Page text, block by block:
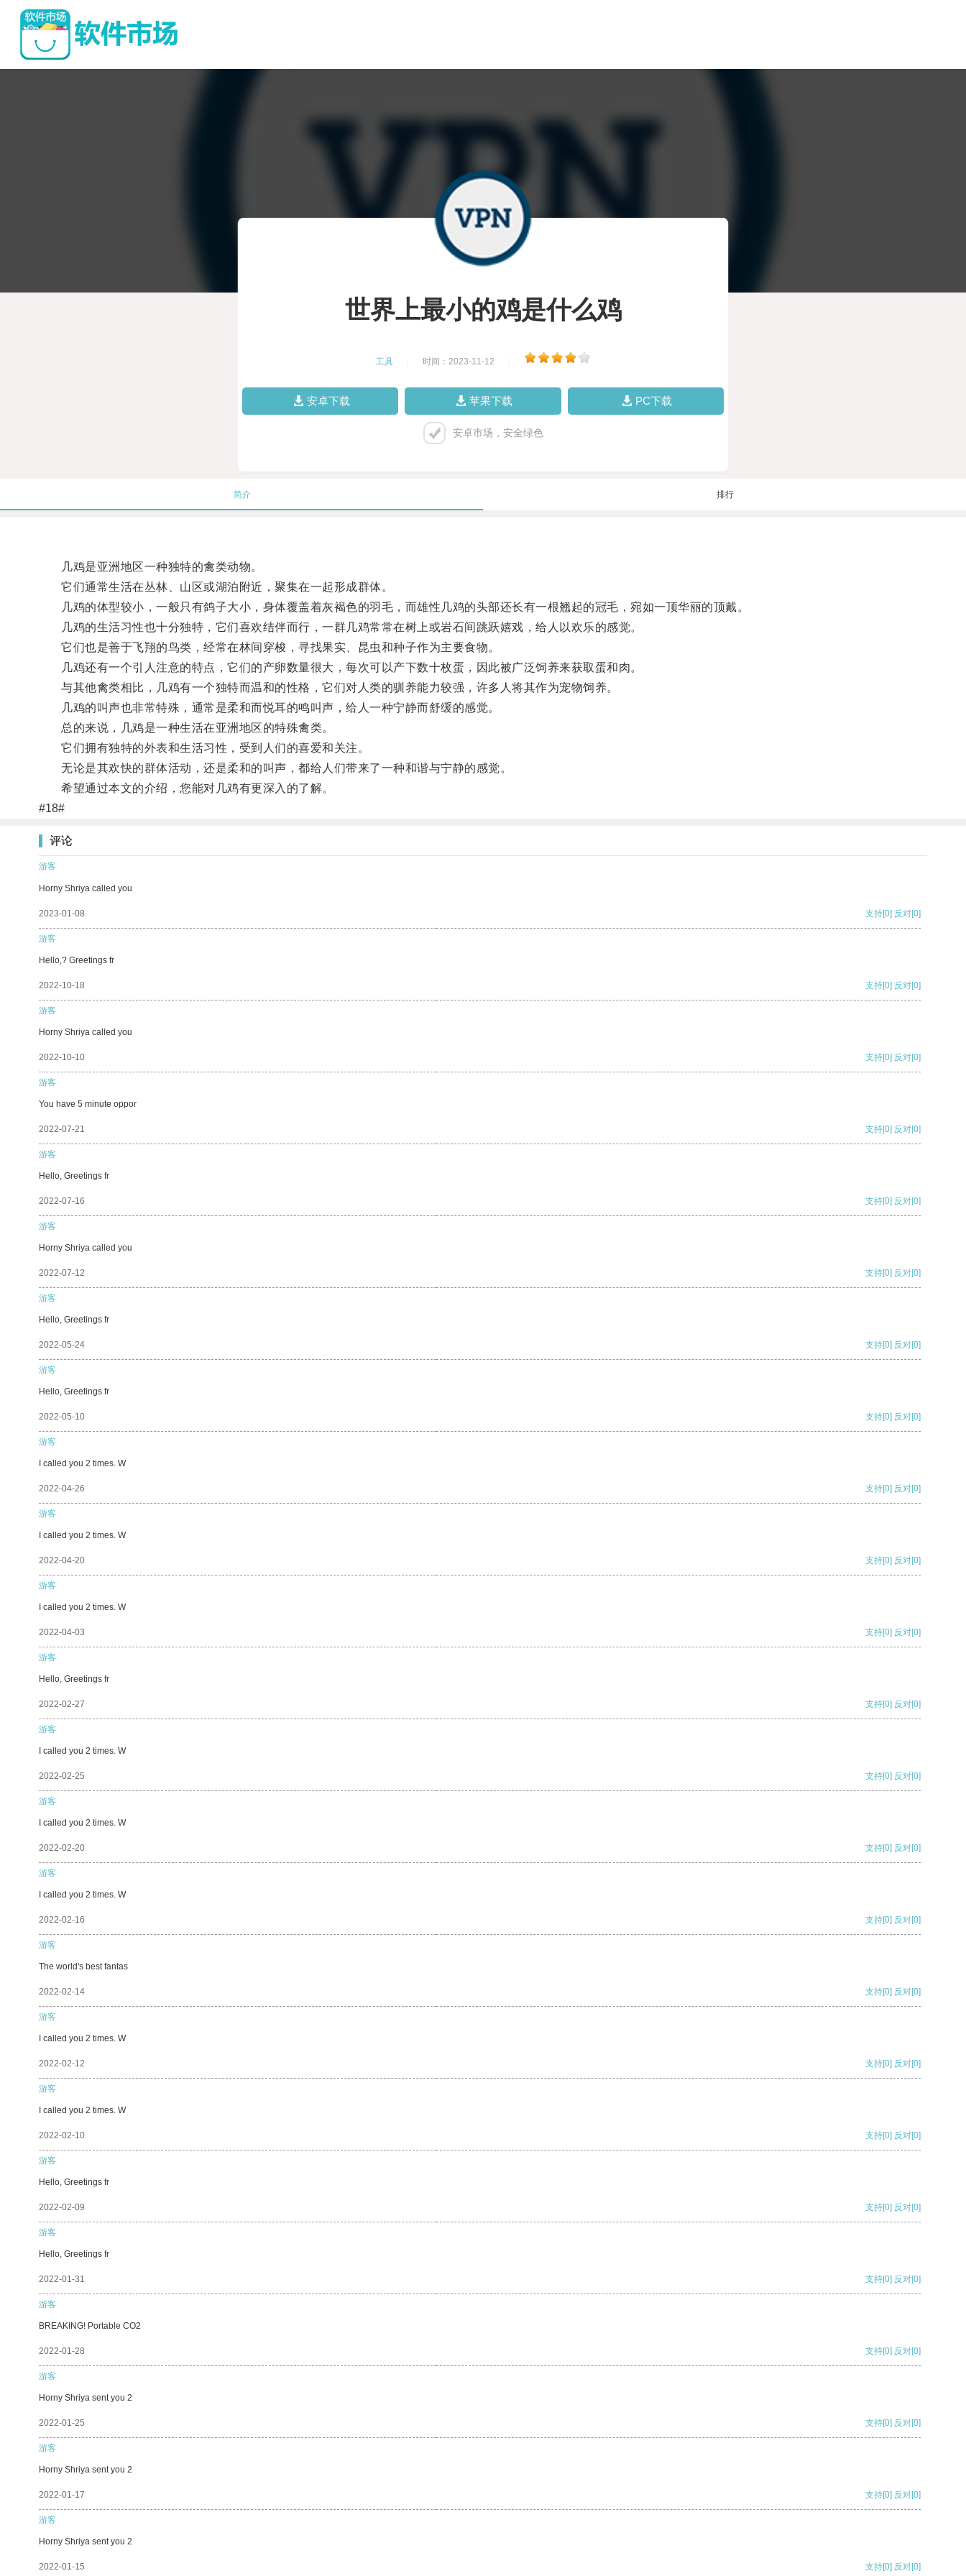
世界上最小的鸡是什么鸡
工具 时间：2023-11-12
安卓下载 苹果下载 PC下载
安卓市场，安全绿色
简介 排行
几鸡是亚洲地区一种独特的禽类动物。
它们通常生活在丛林、山区或湖泊附近，聚集在一起形成群体。
几鸡的体型较小，一般只有鸽子大小，身体覆盖着灰褐色的羽毛，而雄性几鸡的头部还长有一根翘起的冠毛，宛如一顶华丽的顶戴。
几鸡的生活习性也十分独特，它们喜欢结伴而行，一群几鸡常常在树上或岩石间跳跃嬉戏，给人以欢乐的感觉。
它们也是善于飞翔的鸟类，经常在林间穿梭，寻找果实、昆虫和种子作为主要食物。
几鸡还有一个引人注意的特点，它们的产卵数量很大，每次可以产下数十枚蛋，因此被广泛饲养来获取蛋和肉。
与其他禽类相比，几鸡有一个独特而温和的性格，它们对人类的驯养能力较强，许多人将其作为宠物饲养。
几鸡的叫声也非常特殊，通常是柔和而悦耳的鸣叫声，给人一种宁静而舒缓的感觉。
总的来说，几鸡是一种生活在亚洲地区的特殊禽类。
它们拥有独特的外表和生活习性，受到人们的喜爱和关注。
无论是其欢快的群体活动，还是柔和的叫声，都给人们带来了一种和谐与宁静的感觉。
希望通过本文的介绍，您能对几鸡有更深入的了解。
#18#
评论
游客
Horny Shriya called you
2023-01-08 支持[0] 反对[0]
游客
Hello,? Greetings fr
2022-10-18 支持[0] 反对[0]
游客
Horny Shriya called you
2022-10-10 支持[0] 反对[0]
游客
You have 5 minute oppor
2022-07-21 支持[0] 反对[0]
游客
Hello, Greetings fr
2022-07-16 支持[0] 反对[0]
游客
Horny Shriya called you
2022-07-12 支持[0] 反对[0]
游客
Hello, Greetings fr
2022-05-24 支持[0] 反对[0]
游客
Hello, Greetings fr
2022-05-10 支持[0] 反对[0]
游客
I called you 2 times. W
2022-04-26 支持[0] 反对[0]
游客
I called you 2 times. W
2022-04-20 支持[0] 反对[0]
游客
I called you 2 times. W
2022-04-03 支持[0] 反对[0]
游客
Hello, Greetings fr
2022-02-27 支持[0] 反对[0]
游客
I called you 2 times. W
2022-02-25 支持[0] 反对[0]
游客
I called you 2 times. W
2022-02-20 支持[0] 反对[0]
游客
I called you 2 times. W
2022-02-16 支持[0] 反对[0]
游客
The world's best fantas
2022-02-14 支持[0] 反对[0]
游客
I called you 2 times. W
2022-02-12 支持[0] 反对[0]
游客
I called you 2 times. W
2022-02-10 支持[0] 反对[0]
游客
Hello, Greetings fr
2022-02-09 支持[0] 反对[0]
游客
Hello, Greetings fr
2022-01-31 支持[0] 反对[0]
游客
BREAKING! Portable CO2
2022-01-28 支持[0] 反对[0]
游客
Horny Shriya sent you 2
2022-01-25 支持[0] 反对[0]
游客
Horny Shriya sent you 2
2022-01-17 支持[0] 反对[0]
游客
Horny Shriya sent you 2
2022-01-15 支持[0] 反对[0]